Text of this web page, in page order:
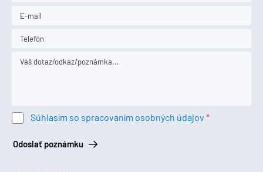
Súhlasím so spracovaním osobných údajov
Odoslať poznámku